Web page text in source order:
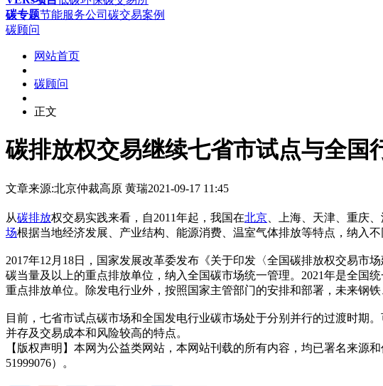
碳专题节能服务公司 碳交易案例
碳顾问
网站首页
碳顾问
正文
碳排放权交易继续七省市试点与全国
文章来源:北京仲裁高原 黄瑞2021-09-17 11:45
从碳排放权交易实践来看，自2011年起，我国在北京 、上海、天津、重庆
场根据当地经济发展、产业结构、能源消费、温室气体排放等特点，纳入
2017年12月18日，国家发展改革委发布《关于印发〈全国碳排放权交易
碳当量及以上的重点排放单位，纳入全国碳市场统一管理。2021年是全国
重点排放单位。除发电行业外，按照国家主管部门的安排和部署，未来钢
目前，七省市试点碳市场和全国发电行业碳市场处于分别并行的过渡时期
并存及交易成本和风险较高的特点。
【版权声明】本网为公益类网站，本网站刊载的所有内容，均已署名来源
51999076）。